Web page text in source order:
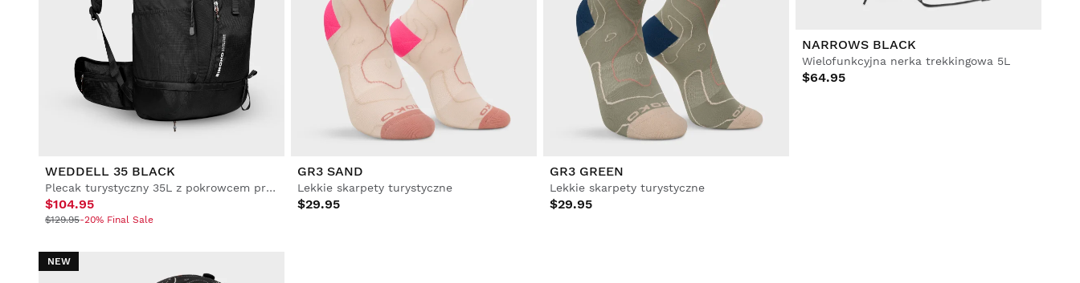
WEDDELL 35 BLACK
Plecak turystyczny 35L z pokrowcem przeciwdeszczowym
$104.95
$129.95-20% Final Sale
GR3 SAND
Lekkie skarpety turystyczne
$29.95
GR3 GREEN
Lekkie skarpety turystyczne
$29.95
NARROWS BLACK
Wielofunkcyjna nerka trekkingowa 5L
$64.95
NEW